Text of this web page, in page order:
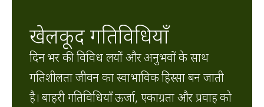
खेलकूद गतिविधियाँ
दिन भर की विविध लयों और अनुभवों के साथ
गतिशीलता जीवन का स्वाभाविक हिस्सा बन जाती
है। बाहरी गतिविधियाँ ऊर्जा, एकाग्रता और प्रवाह को